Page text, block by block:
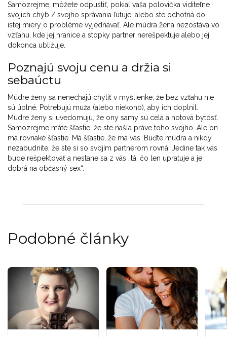
Samozrejme, môžete odpustiť, pokiaľ vaša polovička viditeľne
svojich chýb / svojho správania ľutuje, alebo ste ochotná do
istej miery o probléme vyjednávať. Ale múdra žena nezostáva vo
vzťahu, kde jej hranice a stopky partner nerešpektuje alebo jej
dokonca ubližuje.
Poznajú svoju cenu a držia si
sebaúctu
Múdre ženy sa nenechajú chytiť v myšlienke, že bez vzťahu nie
sú úplné. Potrebujú muža (alebo niekoho), aby ich doplnil.
Múdre ženy si uvedomujú, že ony samy sú celá a hotová bytosť.
Samozrejme máte šťastie, že ste našla práve toho svojho. Ale on
má rovnaké šťastie. Má šťastie, že má vás. Buďte múdra a nikdy
nezabudnite, že ste si so svojím partnerom rovná. Jedine tak vás
bude rešpektovať a nestane sa z vás „tá, čo len upratuje a je
dobrá na občasný sex“.
Podobné články